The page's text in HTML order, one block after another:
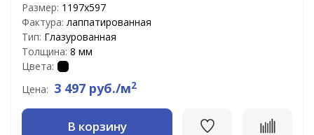
Размер: 1197х597
Фактура: лаппатированная
Тип: Глазурованная
Толщина: 8 мм
Цвета:
Цена: 3 497 руб./м2
В корзину